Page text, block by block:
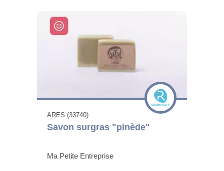
ARES (33740)
Savon surgras "pinède"
Ma Petite Entreprise